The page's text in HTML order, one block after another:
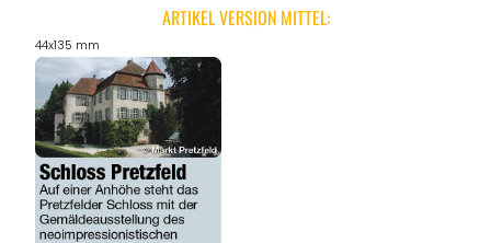
ARTIKEL VERSION MITTEL:
44x135 mm